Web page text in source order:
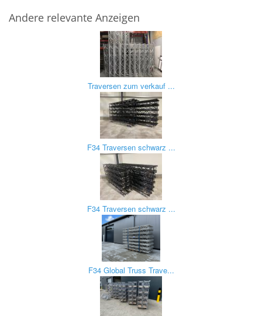
Andere relevante Anzeigen
Traversen zum verkauf ...
F34 Traversen schwarz ...
F34 Traversen schwarz ...
F34 Global Truss Trave...